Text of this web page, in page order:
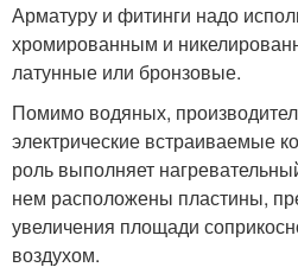
Арматуру и фитинги надо
хромированным и
латунные или бронзовые.
Помимо водяных,
электрические встраиваемые
роль выполняет
нем расположены пластины,
увеличения площади
воздухом.